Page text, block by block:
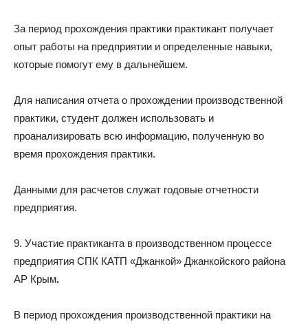
За период прохождения практики практикант получает
опыт работы на предприятии и определенные навыки,
которые помогут ему в дальнейшем.
Для написания отчета о прохождении производственной
практики, студент должен использовать и
проанализировать всю информацию, полученную во
время прохождения практики.
Данными для расчетов служат годовые отчетности
предприятия.
9. Участие практиканта в производственном процессе
предприятия СПК КАТП «Джанкой» Джанкойского района
АР Крым.
В период прохождения производственной практики на